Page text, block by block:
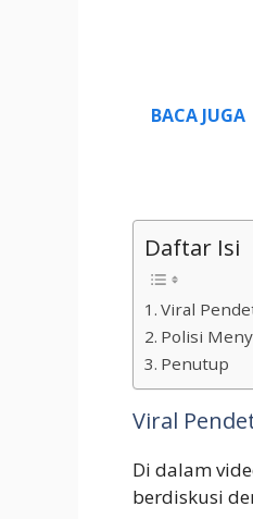
BACA JUGA
Daftar Isi
Viral
Polisi
Penutup
Viral
Di dalam
berdiskusi